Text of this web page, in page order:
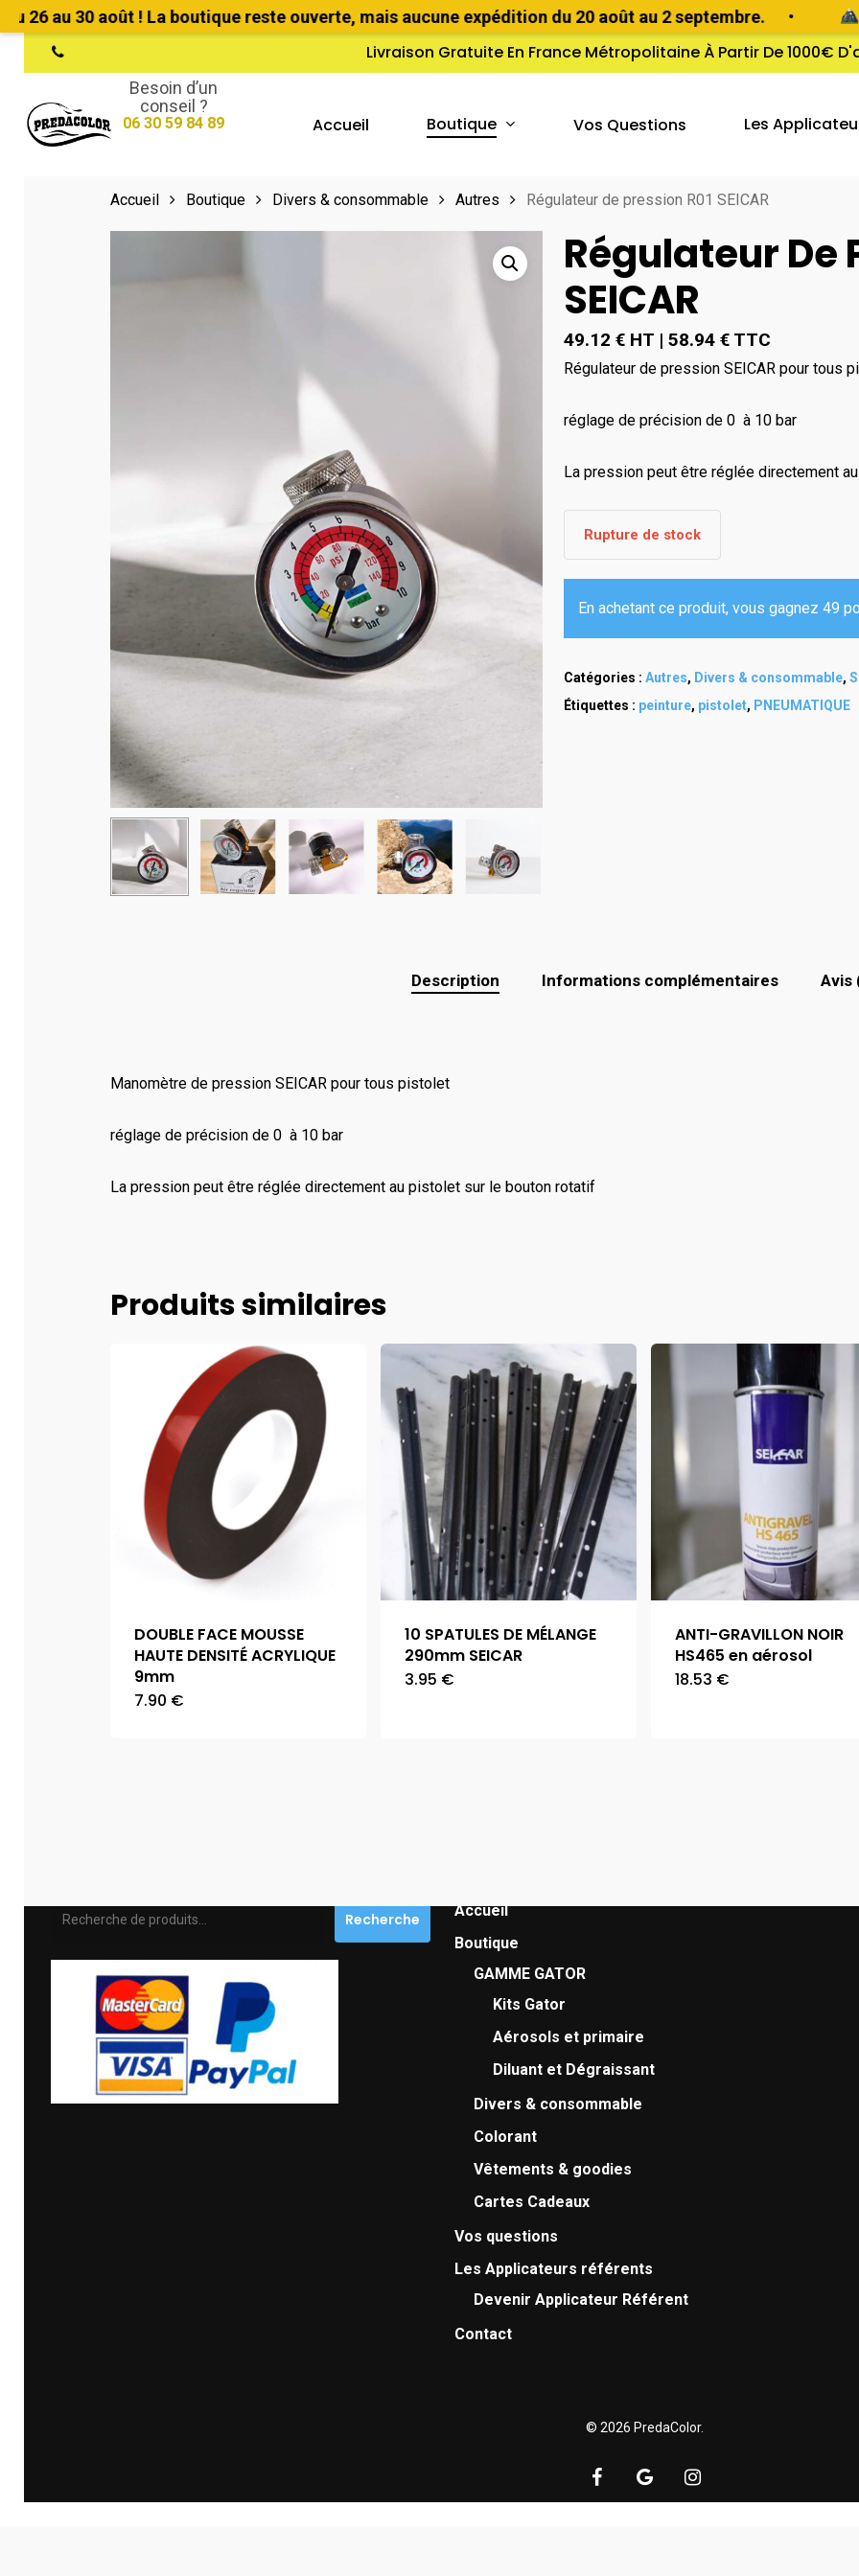
30 août ! La boutique reste ouverte, mais aucune expédition du 20 août au 2 septembre. •
Skip
main
content
phone Livraison Gratuite En France Métropolitaine À Partir De 1000€
Hit enter to search or ESC to close
Besoin d’un
conseil ?
06 30 59 84 89 Accueil Boutique Vos Questions Les
Accueil Boutique Divers & consommable Autres Régulateur de pression R01 SEICAR
Régulateur De
SEICAR
49.12€ HT | 58.94€ TTC
Régulateur de pression SEICAR pour tous
réglage de précision de 0 à 10 bar
La pression peut être réglée directement
Rupture de stock
En achetant ce produit, vous gagnez 49
Catégories :Autres, Divers & consommable,
Étiquettes : peinture, pistolet, PNEUMATIQUE
Description Informations complémentaires Avis
Manomètre de pression SEICAR pour tous pistolet
réglage de précision de 0 à 10 bar
La pression peut être réglée directement au pistolet sur le bouton rotatif
Produits similaires
DOUBLE FACE MOUSSE
HAUTE DENSITÉ ACRYLIQUE
9mm
7.90 €
10 SPATULES DE MÉLANGE
290mm SEICAR
3.95 €
ANTI-GRAVILLON NOIR
HS465 en aérosol
18.53 €
Recherche
Accueil
Boutique
GAMME GATOR
Kits Gator
Aérosols et primaire
Diluant et Dégraissant
Divers & consommable
Colorant
Vêtements & goodies
Cartes Cadeaux
Vos questions
Les Applicateurs référents
Devenir Applicateur Référent
Contact
© 2026 PredaColor.
facebookgoogle-
plus
instagram